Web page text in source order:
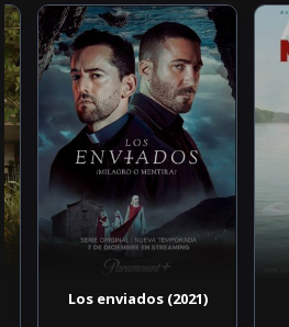
Los enviados (2021)